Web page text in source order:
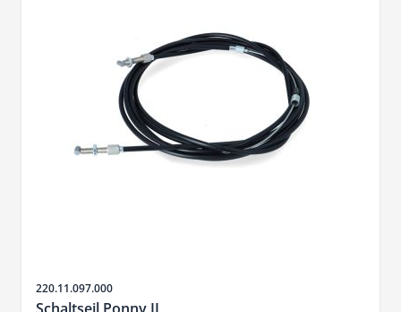
SKU
220.11.097.000